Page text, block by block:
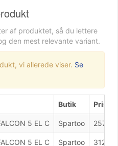
af produktet, så du lettere
den mest relevante variant.
vi allerede viser. Se
Butik Pris
5 EL C Spartoo 257 kr.
5 EL C Spartoo 312 kr.